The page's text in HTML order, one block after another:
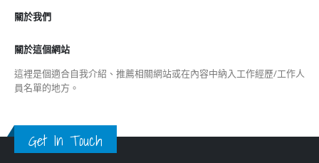
關於我們
關於這個網站
這裡是個適合自我介紹、推薦相關網站或在內容中納入工作經歷/工作人
員名單的地方。
Get In Touch